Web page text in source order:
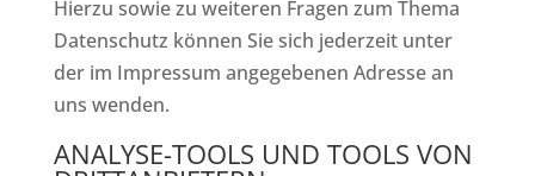
Hierzu sowie zu weiteren Fragen zum Thema
Datenschutz können Sie sich jederzeit unter
der im Impressum angegebenen Adresse an
uns wenden.
ANALYSE-TOOLS UND TOOLS VON